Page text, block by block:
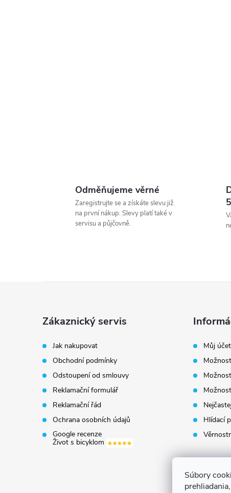
Súbory
Odměňujeme věrné
Zaregistrujte se a získáte slevu již
na první nákup. Slevy platí také v
servisu a půjčovně.
Zákaznický servis
Jak nakupovat
Obchodní podmínky
Odstoupení od smlouvy
Reklamační formulář
Reklamační řád
Ochrana osobních údajů
Google recenze
Život s bicyklom
Můj účet
Hlídací